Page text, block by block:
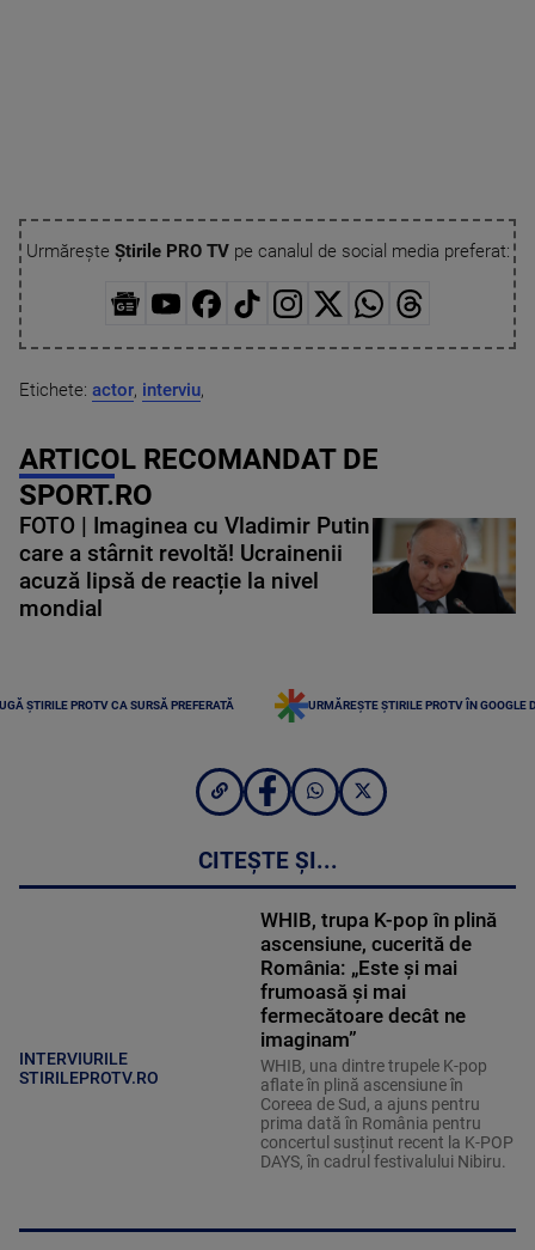
Urmărește Știrile PRO TVpe canalul de social media preferat:
Etichete: actor, interviu,
ARTICOL RECOMANDAT DE
SPORT.RO
FOTO | Imaginea cu Vladimir Putin
care a stârnit revoltă! Ucrainenii
acuză lipsă de reacție la nivel
mondial
ȘTIRILE PROTV CA SURSĂ PREFERATĂ URMĂREȘTE ȘTIRILE PROTV ÎN GOOGLE
CITEȘTE ȘI...
INTERVIURILE
STIRILEPROTV.RO
WHIB, trupa K-pop în plină
ascensiune, cucerită de
România: „Este și mai
frumoasă și mai
fermecătoare decât ne
imaginam”
WHIB, una dintre trupele K-pop
aflate în plină ascensiune în
Coreea de Sud, a ajuns pentru
prima dată în România pentru
concertul susținut recent la K-POP
DAYS, în cadrul festivalului Nibiru.